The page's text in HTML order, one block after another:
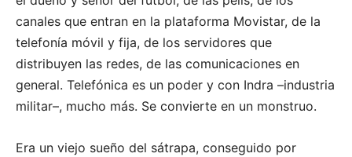
canales que entran en la plataforma Movistar, de la
telefonía móvil y fija, de los servidores que
distribuyen las redes, de las comunicaciones en
general. Telefónica es un poder y con Indra –industria
militar–, mucho más. Se convierte en un monstruo.
Era un viejo sueño del sátrapa, conseguido por